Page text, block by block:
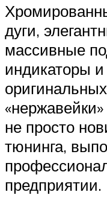
дуги,
массивные
индикаторы
не просто
тюнинга,
предприятии.